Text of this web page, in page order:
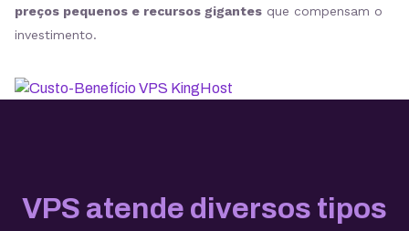
preços pequenos e recursos gigantes que compensam o
investimento.
VPS atende diversos tipos